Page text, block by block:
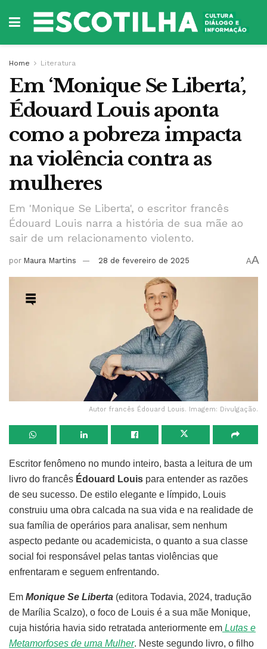
Home Literatura
Em ‘Monique Se Liberta’,
Édouard Louis aponta
como a pobreza impacta
na violência contra as
mulheres
Em 'Monique Se Liberta', o escritor francês
Édouard Louis narra a história de sua mãe ao
sair de um relacionamento violento.
por Maura Martins 28 de fevereiro de 2025 AA
Autor francês Édouard Louis. Imagem: Divulgação.
Escritor fenômeno no mundo inteiro, basta a leitura de um
livro do francês Édouard Louis para entender as razões
de seu sucesso. De estilo elegante e límpido, Louis
construiu uma obra calcada na sua vida e na realidade de
sua família de operários para analisar, sem nenhum
aspecto pedante ou academicista, o quanto a sua classe
social foi responsável pelas tantas violências que
enfrentaram e seguem enfrentando.
Em Monique Se Liberta (editora Todavia, 2024, tradução
de Marília Scalzo), o foco de Louis é a sua mãe Monique,
cuja história havia sido retratada anteriormente em Lutas e
Metamorfoses de uma Mulher. Neste segundo livro, o filho